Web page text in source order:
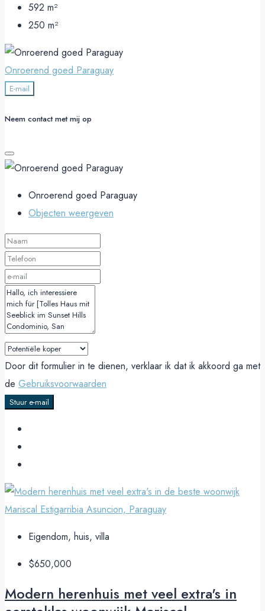
592 m²
250 m²
Onroerend goed Paraguay
E-mail
Neem contact met mij op
Onroerend goed Paraguay
Objecten weergeven
Door dit formulier in te dienen, verklaar ik dat ik akkoord ga met
de Gebruiksvoorwaarden
Stuur e-mail
Eigendom, huis, villa
$650,000
Modern herenhuis met veel extra's in